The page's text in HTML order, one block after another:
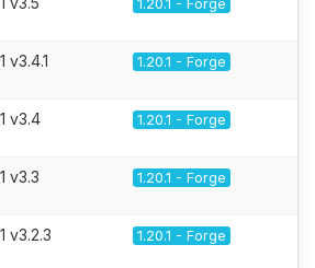
1.20.1 - Forge
v3.4.1 1.20.1 - Forge
v3.4 1.20.1 - Forge
v3.3 1.20.1 - Forge
v3.2.3 1.20.1 - Forge